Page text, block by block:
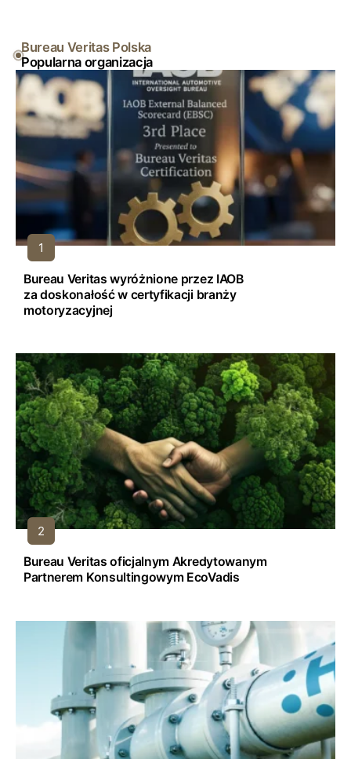
Popularna organizacja
Bureau Veritas Polska
Bureau Veritas wyróżnione przez IAOB
za doskonałość w certyfikacji branży
motoryzacyjnej
Bureau Veritas oficjalnym Akredytowanym
Partnerem Konsultingowym EcoVadis